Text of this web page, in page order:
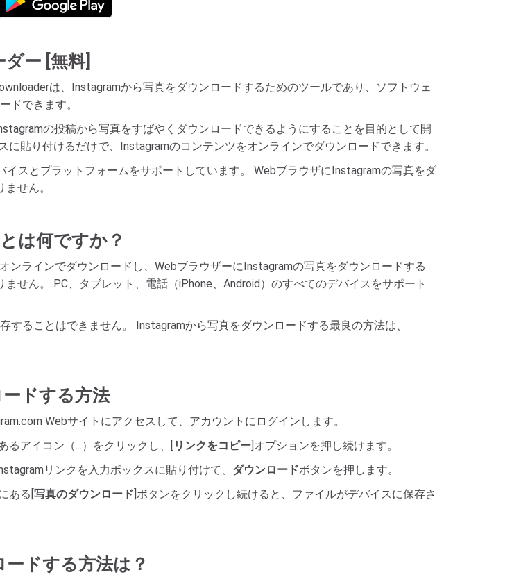
ー [無料]
は、Instagramから写真をダウンロードするためのツールであり、ソフトウェ
ドできます。
の投稿から写真をすばやくダウンロードできるようにすることを目的として開
貼り付けるだけで、Instagramのコンテンツをオンラインでダウンロードできます。
スとプラットフォームをサポートしています。 WebブラウザにInstagramの写真をダ
せん。
は何ですか？
ラインでダウンロードし、WebブラウザーにInstagramの写真をダウンロードする
せん。 PC、タブレット、電話（iPhone、Android）のすべてのデバイスをサポート
ることはできません。 Instagramから写真をダウンロードする最良の方法は、
ドする方法
Webサイトにアクセスして、アカウントにログインします。
るアイコン（...）をクリックし、[リンクをコピー]オプションを押し続けます。
リンクを入力ボックスに貼り付けて、 ダウンロードボタンを押します。
ある[写真のダウンロード]ボタンをクリックし続けると、ファイルがデバイスに保存さ
ドする方法は？